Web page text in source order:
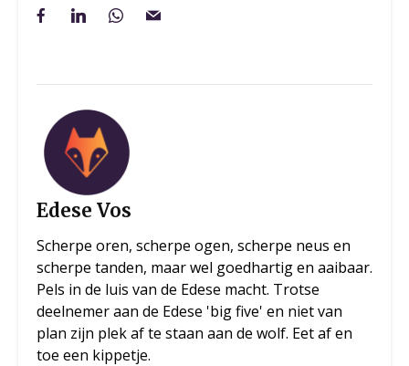
Edese Vos
Scherpe oren, scherpe ogen, scherpe neus en
scherpe tanden, maar wel goedhartig en aaibaar.
Pels in de luis van de Edese macht. Trotse
deelnemer aan de Edese 'big five' en niet van
plan zijn plek af te staan aan de wolf. Eet af en
toe een kippetje.